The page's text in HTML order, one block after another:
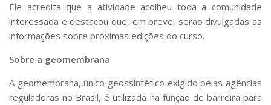
Ele acredita que a atividade acolheu toda a comunidade
interessada e destacou que, em breve, serão divulgadas as
informações sobre próximas edições do curso.
Sobre a geomembrana
A geomembrana, único geossintético exigido pelas agências
reguladoras no Brasil, é utilizada na função de barreira para